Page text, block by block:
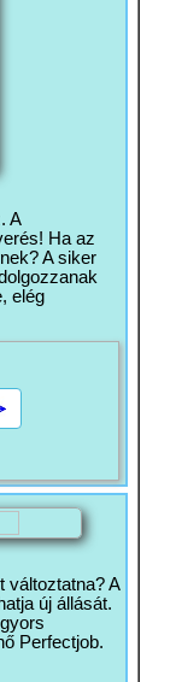
A
Ha az
A siker
elég
változtatna? A
új állását.
Perfectjob.